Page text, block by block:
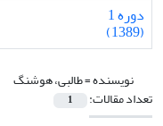
دوره 1
(1389)
نویسنده =طالبی، هوشنگ
تعداد مقالات: 1